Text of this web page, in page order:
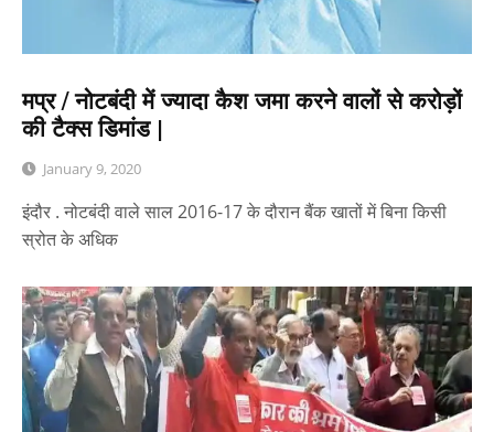
मप्र / नोटबंदी में ज्यादा कैश जमा करने वालों से करोड़ों
की टैक्स डिमांड |
January 9, 2020
इंदौर . नोटबंदी वाले साल 2016-17 के दौरान बैंक खातों में बिना किसी
स्रोत के अधिक